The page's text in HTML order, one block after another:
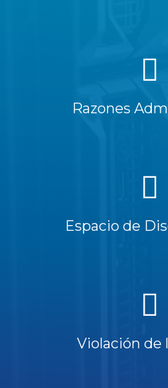
Razones
Espacio de
Violación de